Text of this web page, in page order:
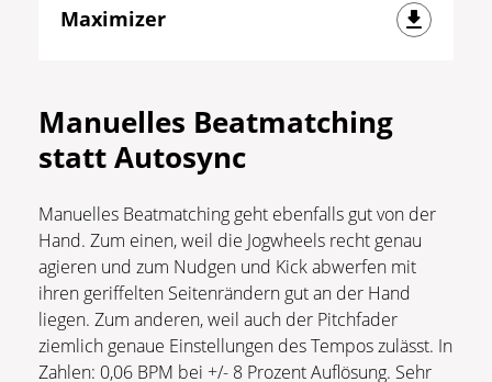
Maximizer
Manuelles Beatmatching
statt Autosync
Manuelles Beatmatching geht ebenfalls gut von der
Hand. Zum einen, weil die Jogwheels recht genau
agieren und zum Nudgen und Kick abwerfen mit
ihren geriffelten Seitenrändern gut an der Hand
liegen. Zum anderen, weil auch der Pitchfader
ziemlich genaue Einstellungen des Tempos zulässt. In
Zahlen: 0,06 BPM bei +/- 8 Prozent Auflösung. Sehr